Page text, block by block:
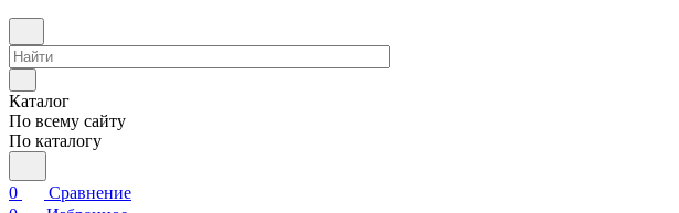
Каталог
По всему сайту
По каталогу
0
Сравнение